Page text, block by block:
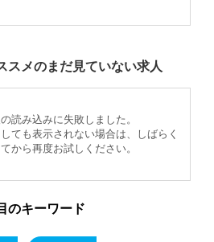
スメのまだ見ていない求人
読み込みに失敗しました。
ても表示されない場合は、しばらく
から再度お試しください。
のキーワード